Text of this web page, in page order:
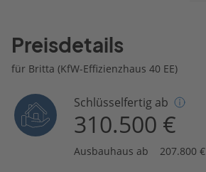
Preisdetails
für Britta (KfW-Effizienzhaus 40 EE)
Schlüsselfertig ab
310.500 €
Ausbauhaus ab 207.800 €